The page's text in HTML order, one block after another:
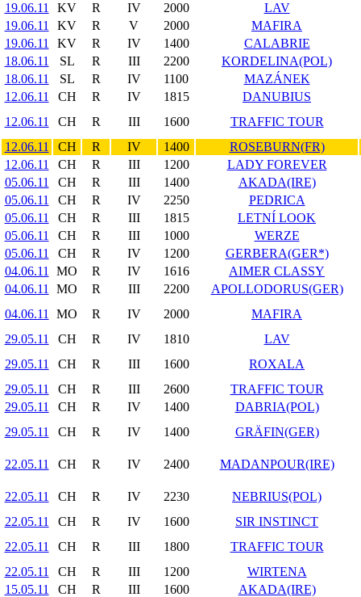
19.06.11
KV R IV 2000
LAV
19.06.11
KV R V 2000
MAFIRA
19.06.11
KV R IV 1400
CALABRIE
18.06.11
SL R III 2200
KORDELINA(POL)
18.06.11
SL R IV 1100
MAZÁNEK
12.06.11
CH R IV 1815
DANUBIUS
12.06.11
CH R III 1600
TRAFFIC TOUR
12.06.11
CH R IV 1400
ROSEBURN(FR)
12.06.11
CH R III 1200
LADY FOREVER
05.06.11
CH R III 1400
AKADA(IRE)
05.06.11
CH R IV 2250
PEDRICA
05.06.11
CH R III 1815
LETNÍ LOOK
05.06.11
CH R III 1000
WERZE
05.06.11
CH R IV 1200
GERBERA(GER*)
04.06.11
MO R IV 1616
AIMER CLASSY
04.06.11
MO R III 2200
APOLLODORUS(GER)
04.06.11
MO R IV 2000
MAFIRA
29.05.11
CH R IV 1810
LAV
29.05.11
CH R III 1600
ROXALA
29.05.11
CH R III 2600
TRAFFIC TOUR
29.05.11
CH R IV 1400
DABRIA(POL)
29.05.11
CH R IV 1400 GRÄFIN(GER)
22.05.11 CH R IV 2400 MADANPOUR(IRE)
22.05.11 CH R IV 2230
NEBRIUS(POL)
22.05.11
CH R IV 1600
SIR INSTINCT
22.05.11
CH R III 1800
TRAFFIC TOUR
22.05.11
CH R III 1200
WIRTENA
15.05.11
CH R III 1600
AKADA(IRE)